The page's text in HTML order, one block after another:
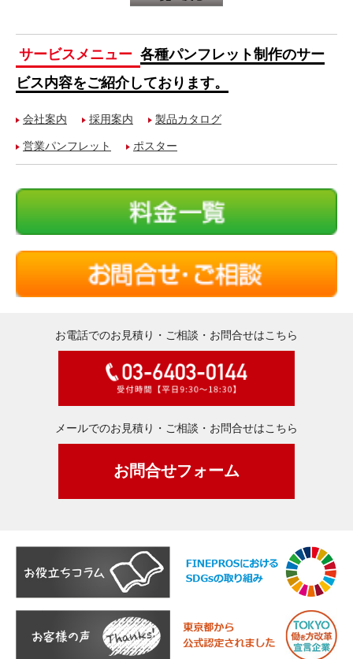
サービスメニュー 各種パンフレット制作のサー
ビス内容をご紹介しております。
会社案内 採用案内 製品カタログ
営業パンフレット ポスター
お電話でのお見積り・ご相談・お問合せはこちら
メールでのお見積り・ご相談・お問合せはこちら
お問合せフォーム